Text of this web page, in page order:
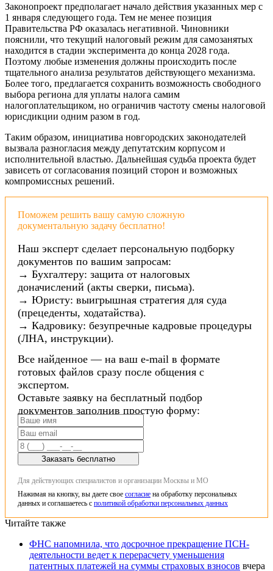
Законопроект предполагает начало действия указанных мер с
1 января следующего года. Тем не менее позиция
Правительства РФ оказалась негативной. Чиновники
пояснили, что текущий налоговый режим для самозанятых
находится в стадии эксперимента до конца 2028 года.
Поэтому любые изменения должны происходить после
тщательного анализа результатов действующего механизма.
Более того, предлагается сохранить возможность свободного
выбора региона для уплаты налога самим
налогоплательщиком, но ограничив частоту смены налоговой
юрисдикции одним разом в год.
Таким образом, инициатива новгородских законодателей
вызвала разногласия между депутатским корпусом и
исполнительной властью. Дальнейшая судьба проекта будет
зависеть от согласования позиций сторон и возможных
компромиссных решений.
Поможем решить вашу самую сложную
документальную задачу бесплатно!
Наш эксперт сделает персональную подборку
документов по вашим запросам:
→ Бухгалтеру: защита от налоговых
доначислений (акты сверки, письма).
→ Юристу: выигрышная стратегия для суда
(прецеденты, ходатайства).
→ Кадровику: безупречные кадровые процедуры
(ЛНА, инструкции).
Все найденное — на ваш e-mail в формате
готовых файлов сразу после общения с
экспертом.
Оставьте заявку на бесплатный подбор
документов заполнив простую форму:
Заказать бесплатно
Для действующих специалистов и организации Москвы и МО
Нажимая на кнопку, вы даете свое согласие на обработку персональных
данных и соглашаетесь с политикой обработки персональных данных
Читайте также
ФНС напомнила, что досрочное прекращение ПСН-
деятельности ведет к перерасчету уменьшения
патентных платежей на суммы страховых взносов вчера